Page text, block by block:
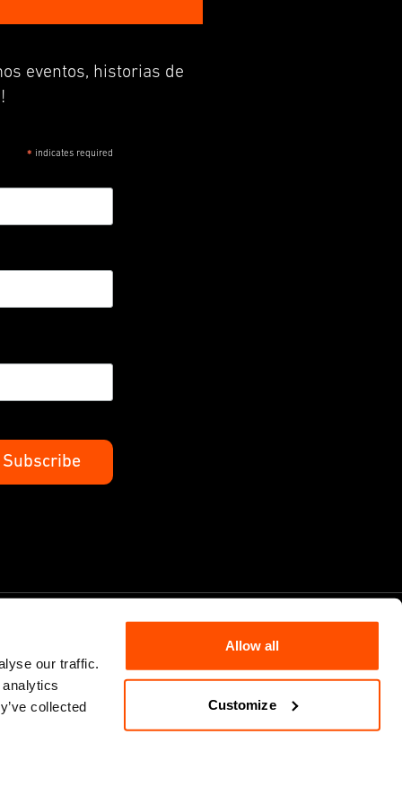
our traffic.
collected
Allow all
Customize
eventos, historias de
* indicates required
Cookie Policy